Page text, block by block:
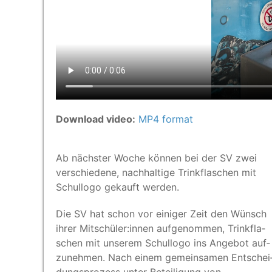
Download video: MP4 format
Ab nächs­ter Woche kön­nen bei der SV zwei
ver­schie­de­ne, nach­hal­ti­ge Trink­fla­schen mit
Schul­lo­go gekauft werden.
Die SV hat schon vor eini­ger Zeit den Wünsch
ihrer Mitschüler:innen auf­ge­nom­men, Trink­fla­
schen mit unse­rem Schul­lo­go ins Ange­bot auf­
zu­neh­men. Nach einem gemein­sa­men